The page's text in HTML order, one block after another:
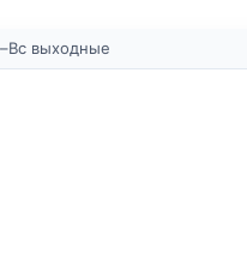
выходные